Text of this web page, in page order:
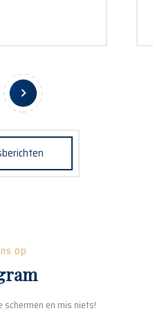
op
schermen en mis niets!